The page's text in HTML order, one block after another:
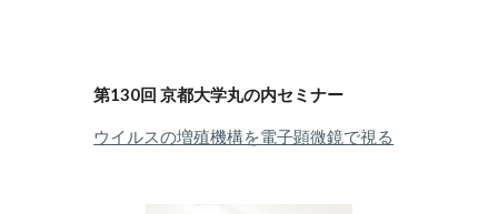
第130回京都大学丸の内セミナー
ウイルスの増殖機構を電子顕微鏡で視る